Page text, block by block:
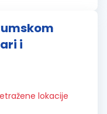
i
lokacije